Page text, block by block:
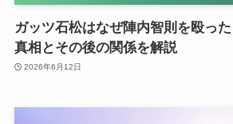
ガッツ石松はなぜ陣内智則を殴っ
真相とその後の関係を解説
2026年6月12日